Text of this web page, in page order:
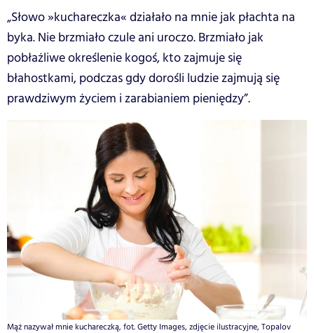
„Słowo »kuchareczka« działało na mnie jak płachta na
byka. Nie brzmiało czule ani uroczo. Brzmiało jak
pobłażliwe określenie kogoś, kto zajmuje się
błahostkami, podczas gdy dorośli ludzie zajmują się
prawdziwym życiem i zarabianiem pieniędzy”.
Mąż nazywał mnie kuchareczką, fot. Getty Images, zdjęcie ilustracyjne, Topalov